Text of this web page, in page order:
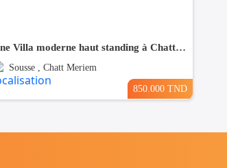
Une Villa moderne haut standing à Chatt Mariem Sousse Vue mer
Sousse , Chatt Meriem
850.000 TND